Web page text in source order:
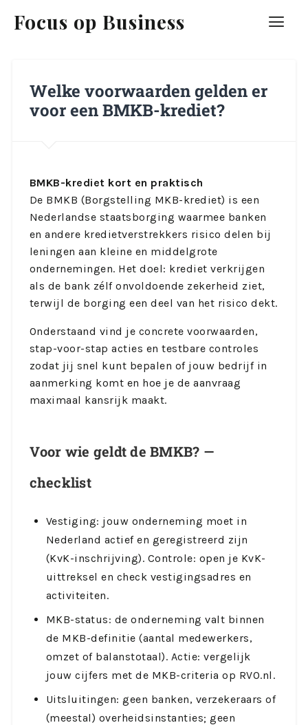
Focus op Business
Welke voorwaarden gelden er
voor een BMKB-krediet?
BMKB-krediet kort en praktisch
De BMKB (Borgstelling MKB-krediet) is een
Nederlandse staatsborging waarmee banken
en andere kredietverstrekkers risico delen bij
leningen aan kleine en middelgrote
ondernemingen. Het doel: krediet verkrijgen
als de bank zélf onvoldoende zekerheid ziet,
terwijl de borging een deel van het risico dekt.
Onderstaand vind je concrete voorwaarden,
stap-voor-stap acties en testbare controles
zodat jij snel kunt bepalen of jouw bedrijf in
aanmerking komt en hoe je de aanvraag
maximaal kansrijk maakt.
Voor wie geldt de BMKB? —
checklist
Vestiging: jouw onderneming moet in
Nederland actief en geregistreerd zijn
(KvK-inschrijving). Controle: open je KvK-
uittreksel en check vestigingsadres en
activiteiten.
MKB-status: de onderneming valt binnen
de MKB-definitie (aantal medewerkers,
omzet of balanstotaal). Actie: vergelijk
jouw cijfers met de MKB-criteria op RVO.nl.
Uitsluitingen: geen banken, verzekeraars of
(meestal) overheidsinstanties; geen